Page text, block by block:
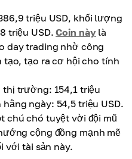
triệu USD, khối lượng
triệu USD.Coin nàylà
day trading nhờ công
tạo ra cơ hội cho tính
thị trường: 154,1 triệu
ngày: 54,5 triệu USD.
chú chó tuyệt vời đội mũ
cộng đồng mạnh mẽ
với tài sản này.